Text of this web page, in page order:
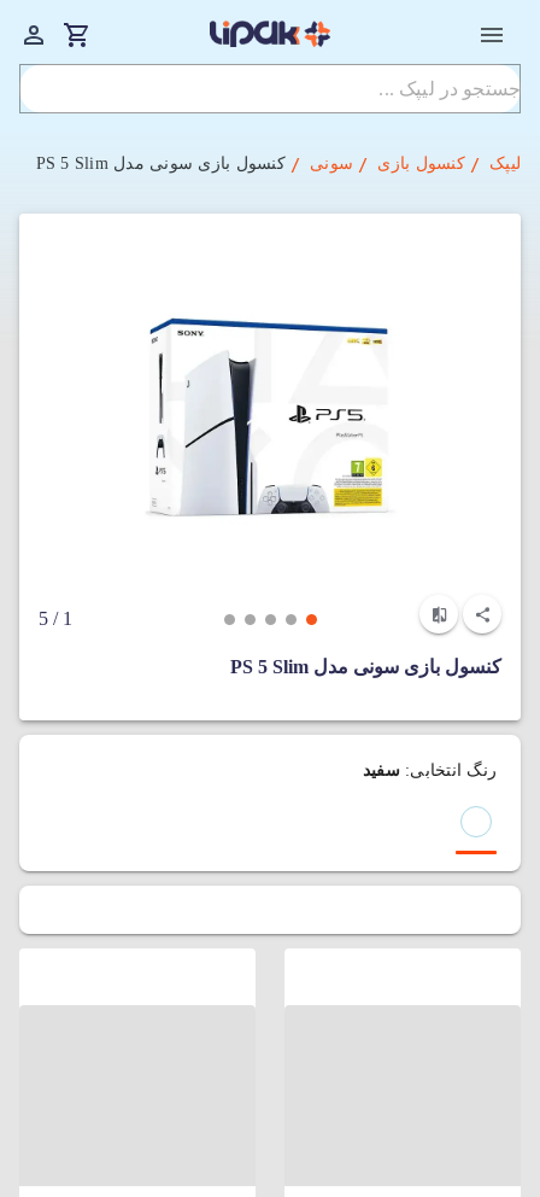
لیپک کنسول بازی سونی کنسول بازی سونی مدل PS 5 Slim
1
/ 5
کنسول بازی سونی مدل PS 5 Slim
رنگ انتخابی:سفید